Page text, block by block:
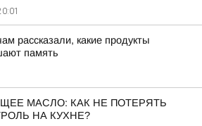
рассказали, какие продукты
память
МАСЛО: КАК НЕ ПОТЕРЯТЬ
НА КУХНЕ?